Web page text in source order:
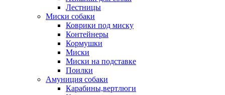
Лестницы
Миски собаки
Коврики под миску
Контейнеры
Кормушки
Миски
Миски на подставке
Поилки
Амуниция собаки
Карабины,вертлюги